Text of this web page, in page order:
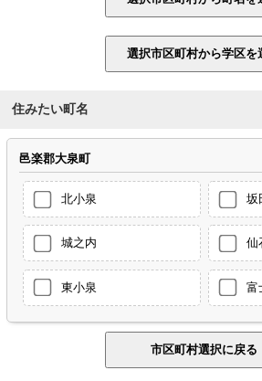
住みたい町名
邑楽郡大泉町
北小泉 坂
城之内 仙
東小泉 富